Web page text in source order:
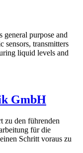
general purpose and
sensors, transmitters
liquid levels and
GmbH
zu den führenden
für die
Schritt voraus zu